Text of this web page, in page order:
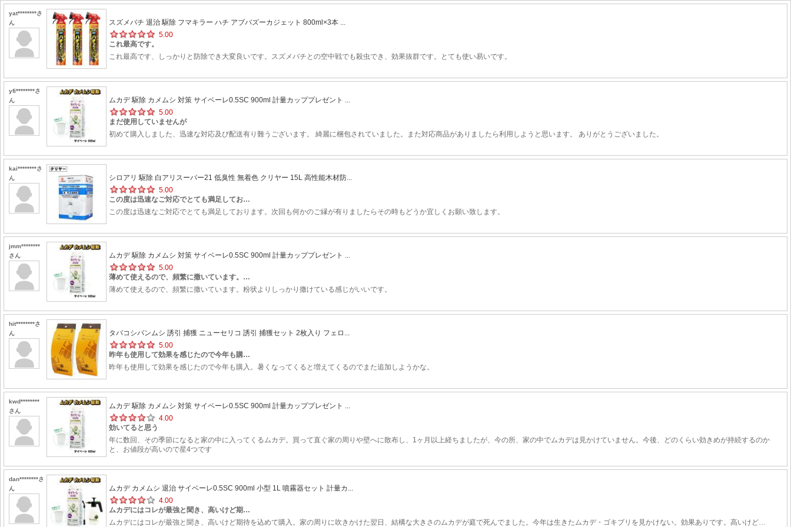
yat********さ
ん
スズメバチ 退治 駆除 フマキラー ハチ アブバズーカジェット 800ml×3本 ...
5.00
これ最高です。
これ最高です、しっかりと防除でき大変良いです。スズメバチとの空中戦でも殺虫でき、効果抜群です。とても使い易いです。
yfi********さ
ん
ムカデ 駆除 カメムシ 対策 サイベーレ0.5SC 900ml 計量カッププレゼント ...
5.00
まだ使用していませんが
初めて購入しました、迅速な対応及び配送有り難うございます。 綺麗に梱包されていました。また対応商品がありましたら利用しようと思います。 ありがとうございました。
kai********さ
ん
シロアリ 駆除 白アリスーパー21 低臭性 無着色 クリヤー 15L 高性能木材防...
5.00
この度は迅速なご対応でとても満足してお…
この度は迅速なご対応でとても満足しております。次回も何かのご縁が有りましたらその時もどうか宜しくお願い致します。
jmm********
さん
ムカデ 駆除 カメムシ 対策 サイベーレ0.5SC 900ml 計量カッププレゼント ...
5.00
薄めて使えるので、頻繁に撒いています。…
薄めて使えるので、頻繁に撒いています。粉状よりしっかり撒けている感じがいいです。
hit********さ
ん
タバコシバンムシ 誘引 捕獲 ニューセリコ 誘引 捕獲セット 2枚入り フェロ...
5.00
昨年も使用して効果を感じたので今年も購…
昨年も使用して効果を感じたので今年も購入。暑くなってくると増えてくるのでまた追加しようかな。
kwd********
さん
ムカデ 駆除 カメムシ 対策 サイベーレ0.5SC 900ml 計量カッププレゼント ...
4.00
効いてると思う
年に数回、その季節になると家の中に入ってくるムカデ。買って直ぐ家の周りや壁へに散布し、1ヶ月以上経ちましたが、今の所、家の中でムカデは見かけていません。今後、どのくらい効きめが持続するのか
と、お値段が高いので星4つです
dan********さ
ん
ムカデ カメムシ 退治 サイベーレ0.5SC 900ml 小型 1L 噴霧器セット 計量カ...
4.00
ムカデにはコレが最強と聞き、高いけど期…
ムカデにはコレが最強と聞き、高いけど期待を込めて購入。家の周りに吹きかけた翌日、結構な大きさのムカデが庭で死んでました。今年は生きたムカデ・ゴキブリを見かけない。効果ありです。高いけど…